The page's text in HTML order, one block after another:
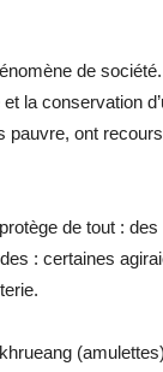
de
la conservation
pauvre, ont
de tout :
: certaines